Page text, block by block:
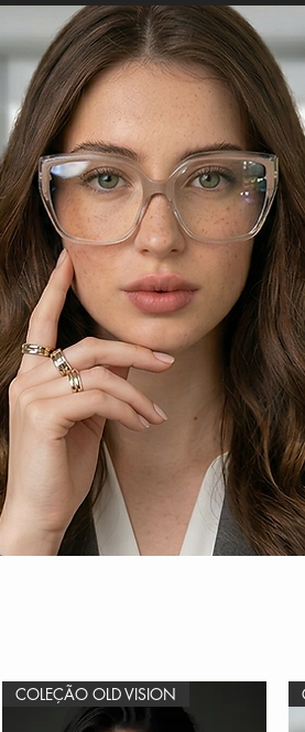
COLEÇÃO OLD VISION